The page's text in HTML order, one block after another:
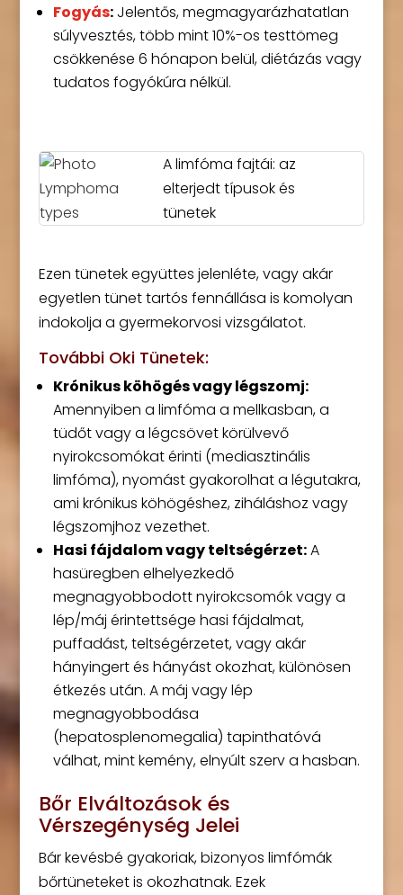
Fogyás:Jelentős, megmagyarázhatatlan
súlyvesztés, több mint 10%-os testtömeg
csökkenése 6 hónapon belül, diétázás vagy
tudatos fogyókúra nélkül.
A limfóma fajtái: az
elterjedt típusok és
tünetek
Ezen tünetek együttes jelenléte, vagy akár
egyetlen tünet tartós fennállása is komolyan
indokolja a gyermekorvosi vizsgálatot.
További Oki Tünetek:
Krónikus köhögés vagy légszomj:
Amennyiben a limfóma a mellkasban, a
tüdőt vagy a légcsövet körülvevő
nyirokcsomókat érinti (mediasztinális
limfóma), nyomást gyakorolhat a légutakra,
ami krónikus köhögéshez, ziháláshoz vagy
légszomjhoz vezethet.
Hasi fájdalom vagy teltségérzet:A
hasüregben elhelyezkedő
megnagyobbodott nyirokcsomók vagy a
lép/máj érintettsége hasi fájdalmat,
puffadást, teltségérzetet, vagy akár
hányingert és hányást okozhat, különösen
étkezés után. A máj vagy lép
megnagyobbodása
(hepatosplenomegalia) tapinthatóvá
válhat, mint kemény, elnyúlt szerv a hasban.
Bőr Elváltozások és
Vérszegénység Jelei
Bár kevésbé gyakoriak, bizonyos limfómák
bőrtüneteket is okozhatnak. Ezek